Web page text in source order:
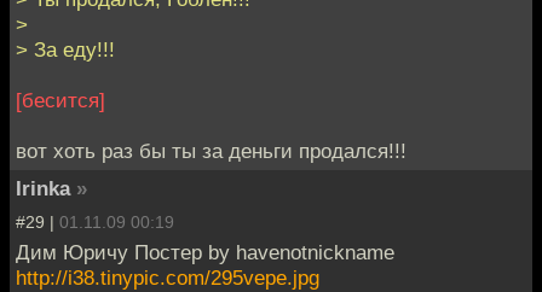
>
> За еду!!!
[бесится]
вот хоть раз бы ты за деньги продался!!!
Irinka »
#29 | 01.11.09 00:19
Дим Юричу Постер by havenotnickname
http://i38.tinypic.com/295vepe.jpg